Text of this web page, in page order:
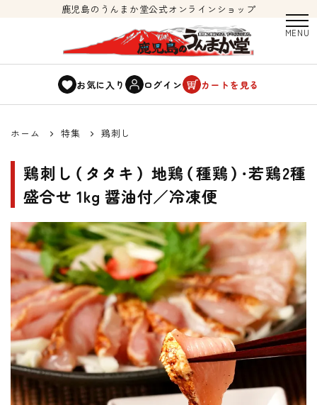
鹿児島のうんまか堂公式オンラインショップ
お気に入り ログイン カートを見る
ホーム 特集 鶏刺し
鶏刺し（タタキ） 地鶏（種鶏）・若鶏2種
盛合せ 1kg 醤油付／冷凍便